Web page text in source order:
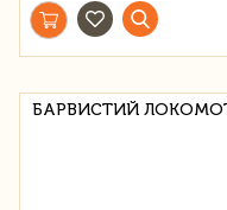
БАРВИСТИЙ